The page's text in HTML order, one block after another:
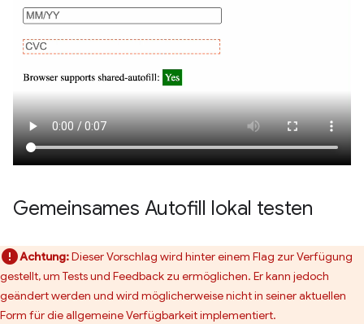
Gemeinsames Autofill lokal testen
Achtung:Dieser Vorschlag wird hinter einem Flag zur Verfügung
gestellt, um Tests und Feedback zu ermöglichen. Er kann jedoch
geändert werden und wird möglicherweise nicht in seiner aktuellen
Form für die allgemeine Verfügbarkeit implementiert.